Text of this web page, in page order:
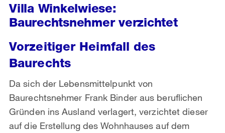
Villa Winkelwiese:
Baurechtsnehmer verzichtet
Vorzeitiger Heimfall des
Baurechts
Da sich der Lebensmittelpunkt von
Baurechtsnehmer Frank Binder aus beruflichen
Gründen ins Ausland verlagert, verzichtet dieser
auf die Erstellung des Wohnhauses auf dem